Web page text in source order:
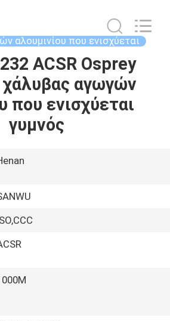
αλουμινίου που ενισχύεται
ACSR Osprey
αγωγών
που ενισχύεται
γυμνός